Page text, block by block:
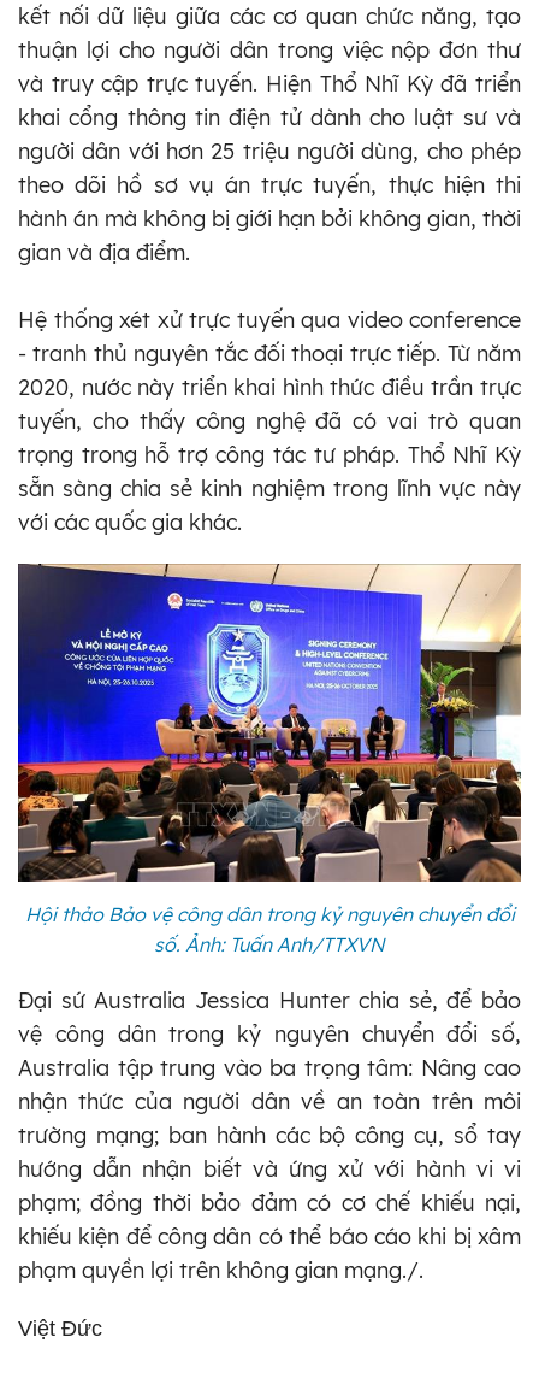
kết nối dữ liệu giữa các cơ quan chức năng, tạo
thuận lợi cho người dân trong việc nộp đơn thư
và truy cập trực tuyến. Hiện Thổ Nhĩ Kỳ đã triển
khai cổng thông tin điện tử dành cho luật sư và
người dân với hơn 25 triệu người dùng, cho phép
theo dõi hồ sơ vụ án trực tuyến, thực hiện thi
hành án mà không bị giới hạn bởi không gian, thời
gian và địa điểm.
Hệ thống xét xử trực tuyến qua video conference
- tranh thủ nguyên tắc đối thoại trực tiếp. Từ năm
2020, nước này triển khai hình thức điều trần trực
tuyến, cho thấy công nghệ đã có vai trò quan
trọng trong hỗ trợ công tác tư pháp. Thổ Nhĩ Kỳ
sẵn sàng chia sẻ kinh nghiệm trong lĩnh vực này
với các quốc gia khác.
Hội thảo Bảo vệ công dân trong kỷ nguyên chuyển đổi
số. Ảnh: Tuấn Anh/TTXVN
Đại sứ Australia Jessica Hunter chia sẻ, để bảo
vệ công dân trong kỷ nguyên chuyển đổi số,
Australia tập trung vào ba trọng tâm: Nâng cao
nhận thức của người dân về an toàn trên môi
trường mạng; ban hành các bộ công cụ, sổ tay
hướng dẫn nhận biết và ứng xử với hành vi vi
phạm; đồng thời bảo đảm có cơ chế khiếu nại,
khiếu kiện để công dân có thể báo cáo khi bị xâm
phạm quyền lợi trên không gian mạng./.
Việt Đức